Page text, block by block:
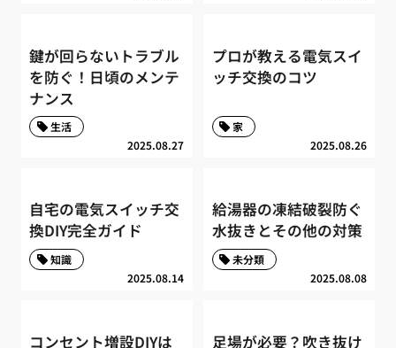
鍵が回らないトラブル
を防ぐ！日頃のメンテ
ナンス
2025.08.27
生活
プロが教える電気スイ
ッチ交換のコツ
2025.08.26
家
自宅の電気スイッチ交
換DIY完全ガイド
2025.08.14
知識
給湯器の凍結破裂防ぐ
水抜きとその他の対策
2025.08.08
未分類
コンセント増設DIYは
足場が必要？吹き抜け